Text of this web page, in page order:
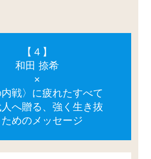
【４】
和田 捺希
×
内戦〉に疲れたすべて
へ贈る、強く生き抜
ためのメッセージ